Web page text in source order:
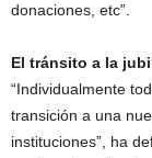
donaciones, etc”.
El tránsito a la
“Individualmente
transición a una
instituciones”, ha